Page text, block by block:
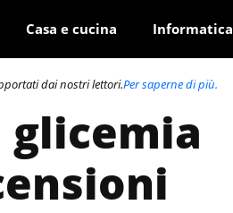
Casa e cucina Informatica
dai nostri lettori.Per saperne di più.